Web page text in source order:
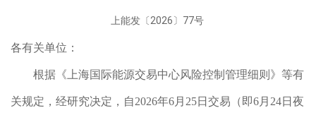
上能发〔2026〕77号
各有关单位：
根据《上海国际能源交易中心风险控制管理细则》等有
关规定，经研究决定，自2026年6月25日 交易 （即6月24日夜